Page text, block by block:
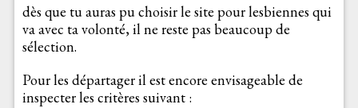
dès que tu auras pu choisir le site pour lesbiennes qui
va avec ta volonté, il ne reste pas beaucoup de
sélection.
Pour les départager il est encore envisageable de
inspecter les critères suivant :